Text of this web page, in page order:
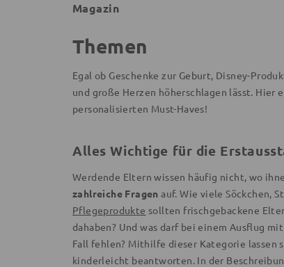
Magazin
Themen
Egal ob Geschenke zur Geburt, Disney-
und große Herzen höherschlagen lässt.
personalisierten Must-Haves!
Alles Wichtige für die
Werdende Eltern wissen häufig nicht, wo
zahlreiche Fragen auf. Wie viele Söckchen,
Pflegeprodukte sollten frischgebackene
dahaben? Und was darf bei einem Ausflug
Fall fehlen? Mithilfe dieser Kategorie lassen
kinderleicht beantworten. In der